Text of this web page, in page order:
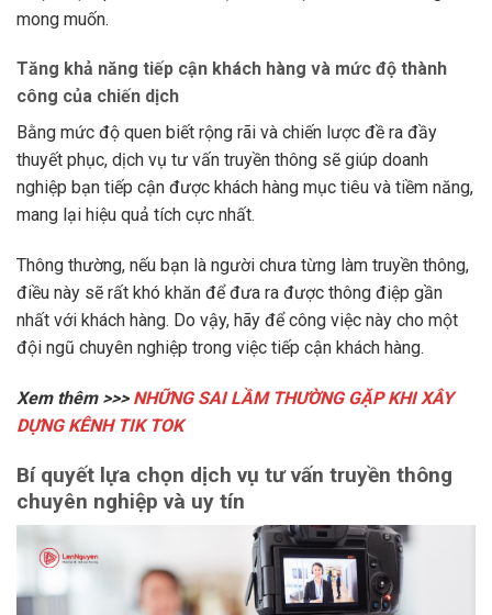
mong muốn.
Tăng khả năng tiếp cận khách hàng và mức độ thành
công của chiến dịch
Bằng mức độ quen biết rộng rãi và chiến lược đề ra đầy
thuyết phục, dịch vụ tư vấn truyền thông sẽ giúp doanh
nghiệp bạn tiếp cận được khách hàng mục tiêu và tiềm năng,
mang lại hiệu quả tích cực nhất.
Thông thường, nếu bạn là người chưa từng làm truyền thông,
điều này sẽ rất khó khăn để đưa ra được thông điệp gần
nhất với khách hàng. Do vậy, hãy để công việc này cho một
đội ngũ chuyên nghiệp trong việc tiếp cận khách hàng.
Xem thêm >>> NHỮNG SAI LẦM THƯỜNG GẶP KHI XÂY
DỰNG KÊNH TIK TOK
Bí quyết lựa chọn dịch vụ tư vấn truyền thông
chuyên nghiệp và uy tín